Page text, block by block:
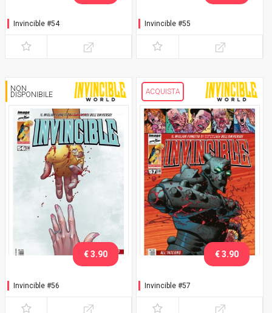
Invincible #54 Invincible #55
NON
DISPONIBILE
Invincible #56
€ 3.90
ACQUISTA
Invincible #57
€ 3.90